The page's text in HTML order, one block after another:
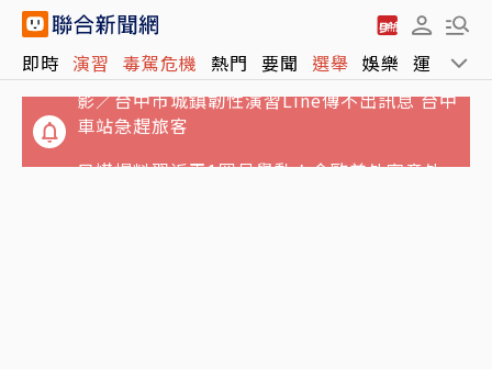
即時 演習 毒駕危機 熱門 要聞 選舉 娛樂 運動 全
日媒爆料習近平1罕見舉動！令歐美外賓意外
真正矛頭指向美國